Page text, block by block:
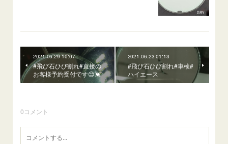
2021.06.29 10:07
#飛び石ひび割れ#直接の
お客様予約受付です😌💓
2021.06.23 01:13
#飛び石ひび割れ#車検#
ハイエース
0コメント